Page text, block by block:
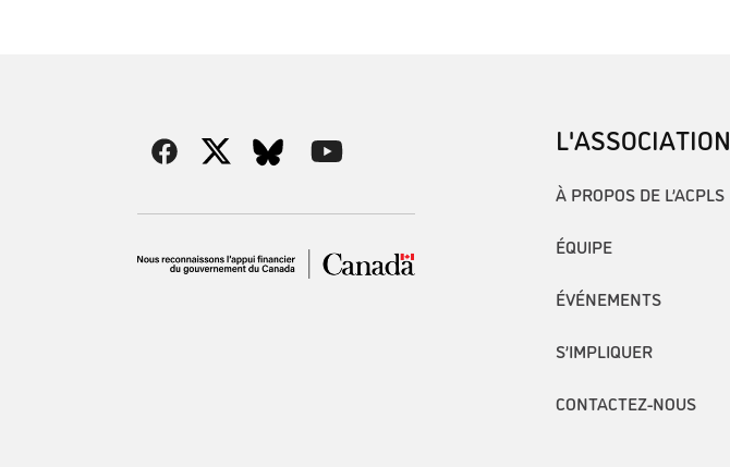
L'ASSOCIATION
À PROPOS DE L’ACPLS
ÉQUIPE
ÉVÉNEMENTS
S’IMPLIQUER
CONTACTEZ-NOUS